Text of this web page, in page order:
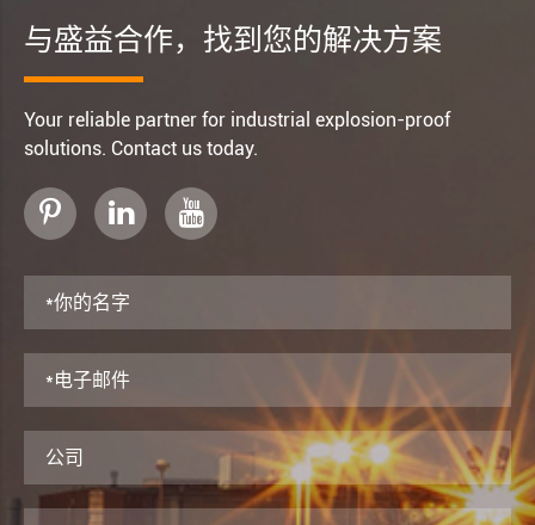
与盛益合作，找到您的解决方案
Your reliable partner for industrial explosion-proof
solutions. Contact us today.